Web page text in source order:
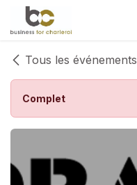
Se rendre au contenu
Tous les événements
Complet